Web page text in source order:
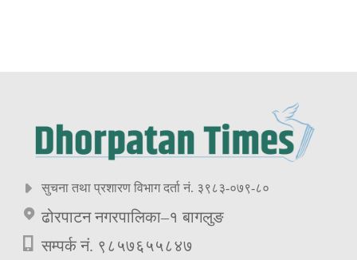
सुचना तथा प्रशारण विभाग दर्ता नं. ३९८३-०७९-८०
ढोरपाटन नगरपालिका–१ बागलुङ
सम्पर्क नं. ९८५७६५५८४७